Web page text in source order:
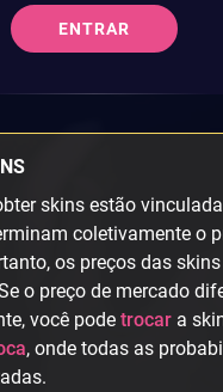
ENTRAR
skins estão
coletivamente o
os preços das
o preço de mercado
você pode trocar a
, onde todas as